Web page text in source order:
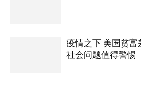
疫情之下 美国贫富
社会问题值得警惕